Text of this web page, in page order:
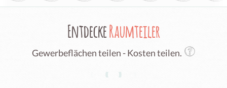
EntdeckeRaumteiler
Gewerbeflächen teilen - Kosten teilen.